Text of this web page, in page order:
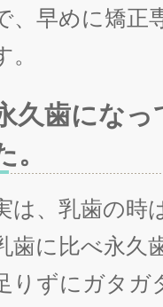
、早めに矯正
。
久歯にな
。
は、乳歯の時
歯に比べ永久
りずにガタガ